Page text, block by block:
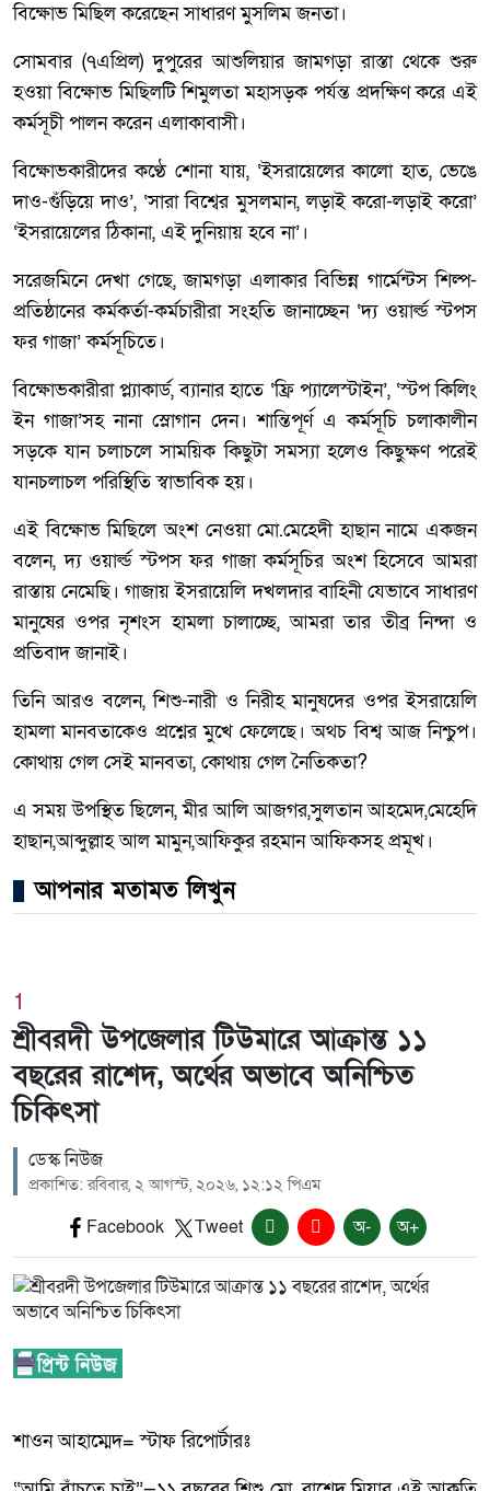
বিক্ষোভ মিছিল করেছেন সাধারণ মুসলিম জনতা।
সোমবার (৭এপ্রিল) দুপুরের আশুলিয়ার জামগড়া রাস্তা থেকে শুরু
হওয়া বিক্ষোভ মিছিলটি শিমুলতা মহাসড়ক পর্যন্ত প্রদক্ষিণ করে এই
কর্মসূচী পালন করেন এলাকাবাসী।
বিক্ষোভকারীদের কণ্ঠে শোনা যায়, ‘ইসরায়েলের কালো হাত, ভেঙে
দাও-গুঁড়িয়ে দাও’, ‘সারা বিশ্বের মুসলমান, লড়াই করো-লড়াই করো’
‘ইসরায়েলের ঠিকানা, এই দুনিয়ায় হবে না’।
সরেজমিনে দেখা গেছে, জামগড়া এলাকার বিভিন্ন গার্মেন্টস শিল্প-
প্রতিষ্ঠানের কর্মকর্তা-কর্মচারীরা সংহতি জানাচ্ছেন ‘দ্য ওয়ার্ল্ড স্টপস
ফর গাজা’ কর্মসূচিতে।
বিক্ষোভকারীরা প্ল্যাকার্ড, ব্যানার হাতে ‘ফ্রি প্যালেস্টাইন’, ‘স্টপ কিলিং
ইন গাজা’সহ নানা স্লোগান দেন। শান্তিপূর্ণ এ কর্মসূচি চলাকালীন
সড়কে যান চলাচলে সাময়িক কিছুটা সমস্যা হলেও কিছুক্ষণ পরেই
যানচলাচল পরিস্থিতি স্বাভাবিক হয়।
এই বিক্ষোভ মিছিলে অংশ নেওয়া মো.মেহেদী হাছান নামে একজন
বলেন, দ্য ওয়ার্ল্ড স্টপস ফর গাজা কর্মসূচির অংশ হিসেবে আমরা
রাস্তায় নেমেছি। গাজায় ইসরায়েলি দখলদার বাহিনী যেভাবে সাধারণ
মানুষের ওপর নৃশংস হামলা চালাচ্ছে, আমরা তার তীব্র নিন্দা ও
প্রতিবাদ জানাই।
তিনি আরও বলেন, শিশু-নারী ও নিরীহ মানুষদের ওপর ইসরায়েলি
হামলা মানবতাকেও প্রশ্নের মুখে ফেলেছে। অথচ বিশ্ব আজ নিশ্চুপ।
কোথায় গেল সেই মানবতা, কোথায় গেল নৈতিকতা?
এ সময় উপস্থিত ছিলেন, মীর আলি আজগর,সুলতান আহমেদ,মেহেদি
হাছান,আব্দুল্লাহ আল মামুন,আফিকুর রহমান আফিকসহ প্রমূখ।
আপনার মতামত লিখুন
1
শ্রীবরদী উপজেলার টিউমারে আক্রান্ত ১১
বছরের রাশেদ, অর্থের অভাবে অনিশ্চিত
চিকিৎসা
ডেস্ক নিউজ
প্রকাশিত: রবিবার, ২ আগস্ট, ২০২৬, ১২:১২ পিএম
Facebook Tweet অ- অ+
শাওন আহাম্মেদ= স্টাফ রিপোর্টারঃ